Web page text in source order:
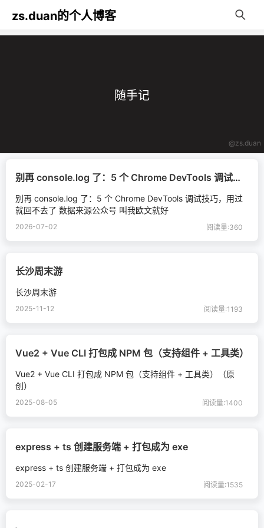
zs.duan的个人博客
随手记
@zs.duan
别再 console.log 了：5 个 Chrome DevTools 调试技巧，用过就回不去了
别再 console.log 了：5 个 Chrome DevTools 调试技巧，用过
就回不去了 数据来源公众号 叫我欧文就好
2026-07-02 阅读量:360
长沙周末游
长沙周末游
2025-11-12 阅读量:1193
Vue2 + Vue CLI 打包成 NPM 包（支持组件 + 工具类）
Vue2 + Vue CLI 打包成 NPM 包（支持组件 + 工具类）（原
创）
2025-08-05 阅读量:1400
express + ts 创建服务端 + 打包成为 exe
express + ts 创建服务端 + 打包成为 exe
2025-02-17 阅读量:1535